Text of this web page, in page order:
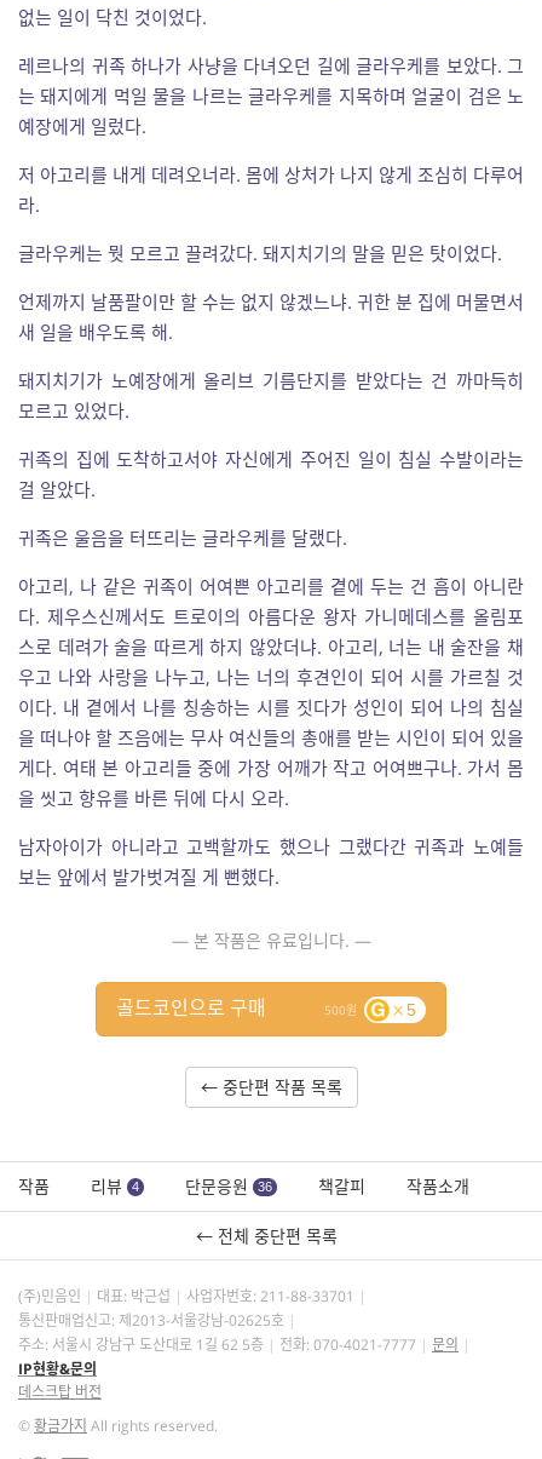
없는 일이 닥친 것이었다.
레르나의 귀족 하나가 사냥을 다녀오던 길에 글라우케를 보았다. 그
는 돼지에게 먹일 물을 나르는 글라우케를 지목하며 얼굴이 검은 노
예장에게 일렀다.
저 아고리를 내게 데려오너라. 몸에 상처가 나지 않게 조심히 다루어
라.
글라우케는 뭣 모르고 끌려갔다. 돼지치기의 말을 믿은 탓이었다.
언제까지 날품팔이만 할 수는 없지 않겠느냐. 귀한 분 집에 머물면서
새 일을 배우도록 해.
돼지치기가 노예장에게 올리브 기름단지를 받았다는 건 까마득히
모르고 있었다.
귀족의 집에 도착하고서야 자신에게 주어진 일이 침실 수발이라는
걸 알았다.
귀족은 울음을 터뜨리는 글라우케를 달랬다.
아고리, 나 같은 귀족이 어여쁜 아고리를 곁에 두는 건 흠이 아니란
다. 제우스신께서도 트로이의 아름다운 왕자 가니메데스를 올림포
스로 데려가 술을 따르게 하지 않았더냐. 아고리, 너는 내 술잔을 채
우고 나와 사랑을 나누고, 나는 너의 후견인이 되어 시를 가르칠 것
이다. 내 곁에서 나를 칭송하는 시를 짓다가 성인이 되어 나의 침실
을 떠나야 할 즈음에는 무사 여신들의 총애를 받는 시인이 되어 있을
게다. 여태 본 아고리들 중에 가장 어깨가 작고 어여쁘구나. 가서 몸
을 씻고 향유를 바른 뒤에 다시 오라.
남자아이가 아니라고 고백할까도 했으나 그랬다간 귀족과 노예들
보는 앞에서 발가벗겨질 게 뻔했다.
— 본 작품은 유료입니다. —
500 5
골드코인으로 구매
← 중단편 작품 목록
작품 리뷰 4 단문응원 36 책갈피 작품소개
← 전체 중단편 목록
(주)민음인 대표: 박근섭 사업자번호: 211-88-33701
통신판매업신고: 제2013-서울강남-02625호
주소: 서울시 강남구 도산대로 1길 62 5층
전화: 070-4021-7777
문의
IP현황&문의
데스크탑 버전
©황금가지 All rights reserved.